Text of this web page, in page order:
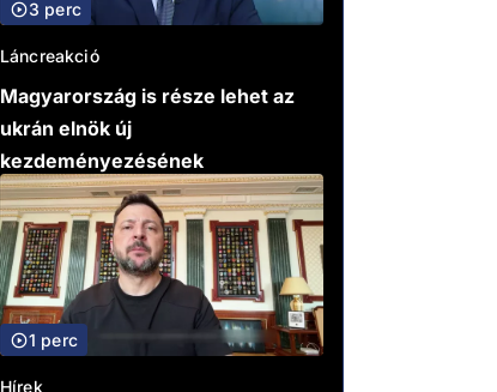
3 perc
Láncreakció
Magyarország is része lehet az
ukrán elnök új
kezdeményezésének
1 perc
Hírek